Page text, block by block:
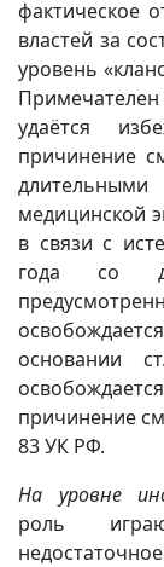
фактическое
властей за
уровень
удаётся
причинение
медицинской
в связи с
года со
основании
причинение
83 УК РФ.
На уровне
роль